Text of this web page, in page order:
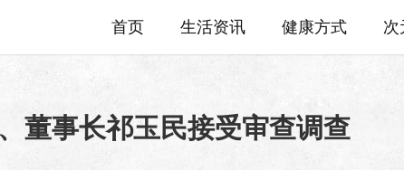
首页 生活资讯 健康方式 次
董事长祁玉民接受审查调查